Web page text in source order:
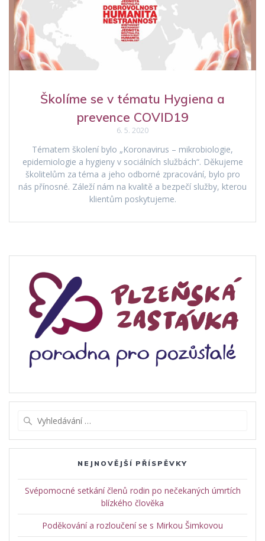
Školíme se v tématu Hygiena a
prevence COVID19
6. 5. 2020
Tématem školení bylo „Koronavirus – mikrobiologie,
epidemiologie a hygieny v sociálních službách“. Děkujeme
školitelům za téma a jeho odborné zpracování, bylo pro
nás přínosné. Záleží nám na kvalitě a bezpečí služby, kterou
klientům poskytujeme.
NEJNOVĚJŠÍ PŘÍSPĚVKY
Svépomocné setkání členů rodin po nečekaných úmrtích
blízkého člověka
Poděkování a rozloučení se s Mirkou Šimkovou